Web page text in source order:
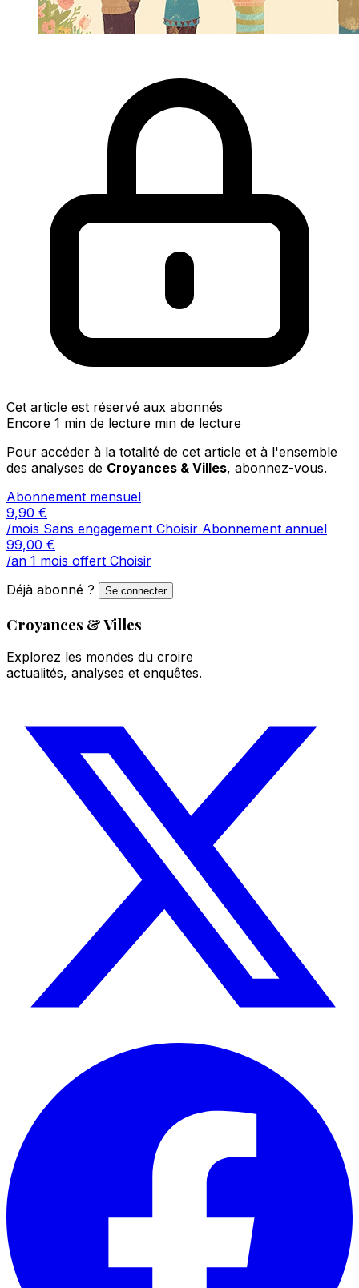
Cet article est réservé aux abonnés
Encore 1 min de lecture min de lecture
Pour accéder à la totalité de cet article et à l'ensemble
des analyses de Croyances & Villes, abonnez-vous.
Abonnement mensuel
9,90 €
/mois Sans engagement Choisir Abonnement annuel
99,00 €
/an 1 mois offert Choisir
Déjà abonné ?
Se connecter
Croyances & Villes
Explorez les mondes du croire
actualités, analyses et enquêtes.